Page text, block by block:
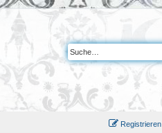
Registrieren